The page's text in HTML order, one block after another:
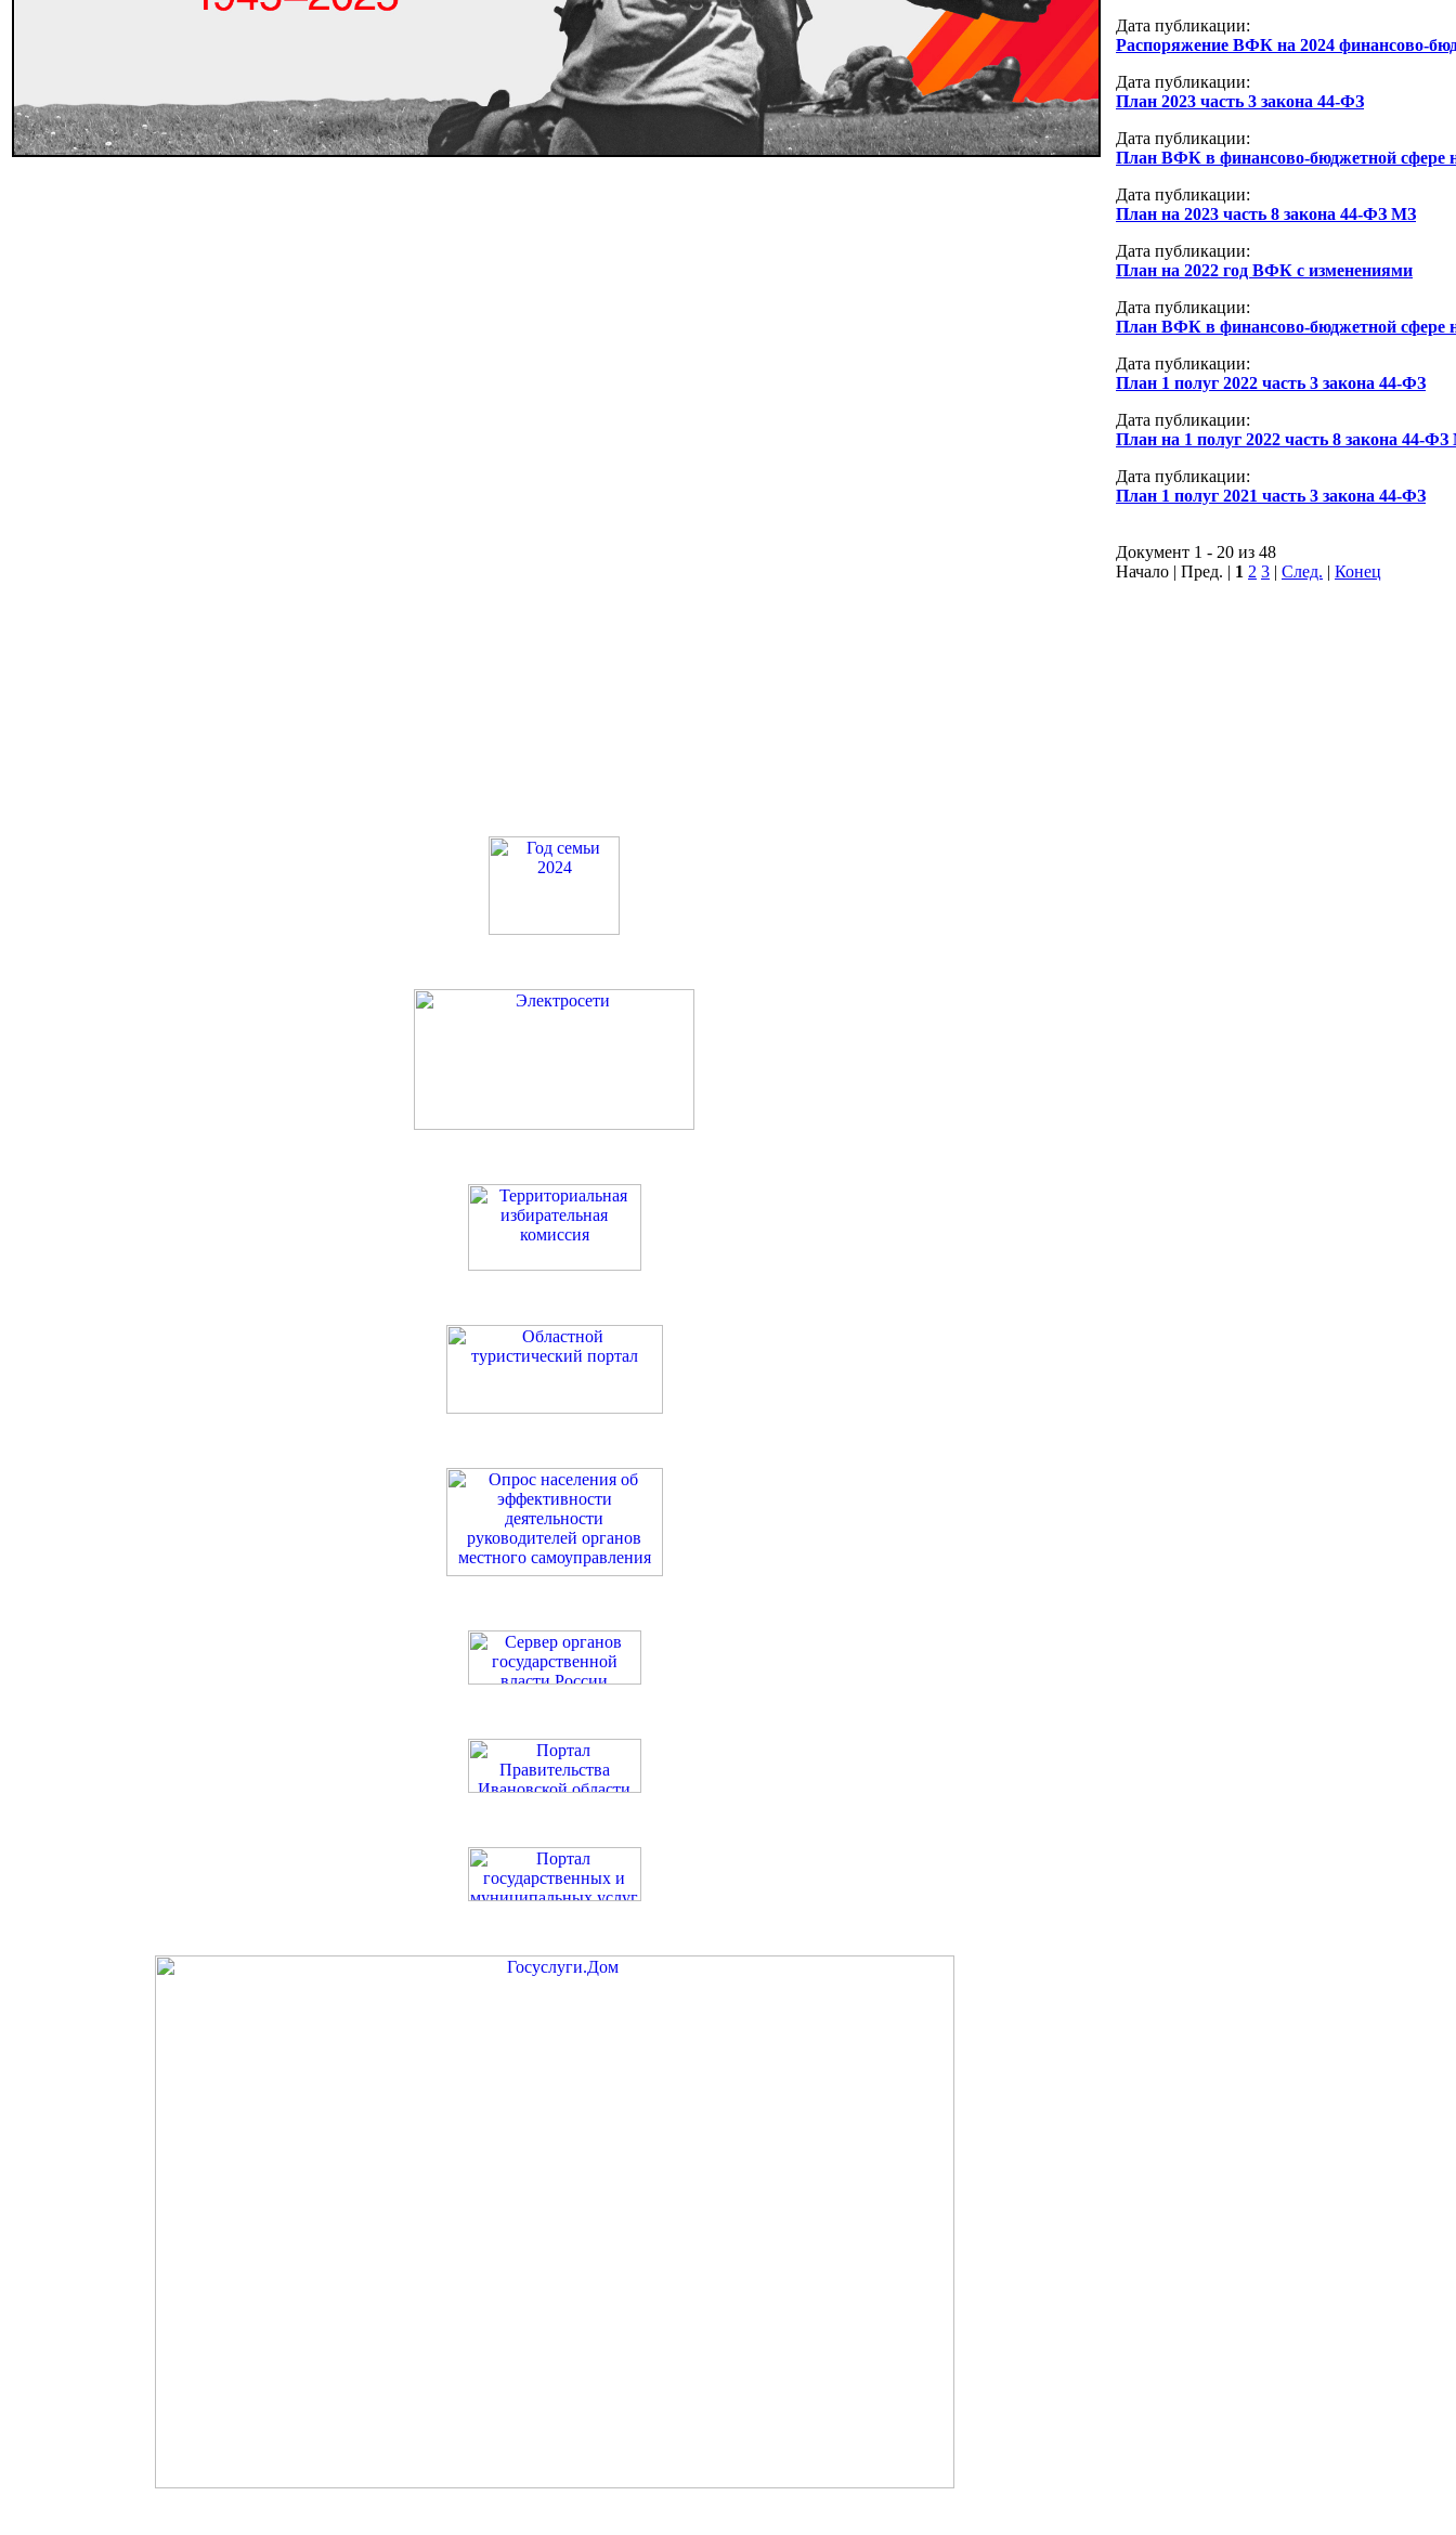
Дата публикации:
Распоряжение ВФК на 2024 финансово-
Дата публикации:
План 2023 часть 3 закона 44-ФЗ
Дата публикации:
План ВФК в финансово-бюджетной сфере
Дата публикации:
План на 2023 часть 8 закона 44-ФЗ МЗ
Дата публикации:
План на 2022 год ВФК с изменениями
Дата публикации:
План ВФК в финансово-бюджетной сфере
Дата публикации:
План 1 полуг 2022 часть 3 закона 44-ФЗ
Дата публикации:
План на 1 полуг 2022 часть 8 закона 44-
Дата публикации:
План 1 полуг 2021 часть 3 закона 44-ФЗ
Документ 1 - 20 из 48
Начало | Пред. | 1 2 3 | След. | Конец